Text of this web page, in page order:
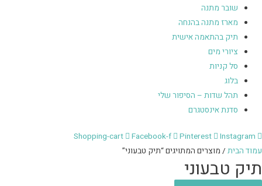
שובר מתנה
מארז מתנה בהנחה
תיק בהתאמה אישית
ציורי מים
סל קניות
בלוג
תהל שדות – הסיפור שלי
סדנת אינסטגרם
Shopping-cart Facebook-f Pinterest
Instagram
עמוד הבית / מוצרים המתויגים “תיק טבעוני”
תיק טבעוני